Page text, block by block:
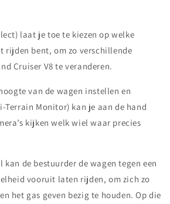
laat je toe te kiezen op welke
rijden bent, om zo verschillende
Cruiser V8 te veranderen.
van de wagen instellen en
Terrain Monitor) kan je aan de hand
kijken welk wiel waar precies
de bestuurder de wagen tegen een
vooruit laten rijden, om zich zo
het gas geven bezig te houden. Op die